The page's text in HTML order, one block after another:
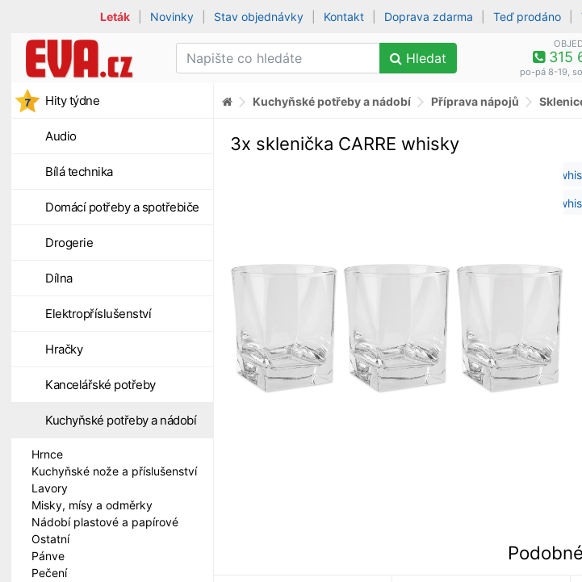
Leták Novinky Stav objednávky Kontakt Doprava zdarma Teď prodáno
Hledat 315
po-pá 8-19,
Hity týdne
Audio
Bílá technika
Domácí potřeby a spotřebiče
Drogerie
Dílna
Elektropříslušenství
Hračky
Kancelářské potřeby
Kuchyňské potřeby a nádobí
Hrnce
Kuchyňské nože a příslušenství
Lavory
Misky, mísy a odměrky
Nádobí plastové a papírové
Ostatní
Pánve
Pečení
Kuchyňské potřeby a nádobí Příprava nápojů
3x sklenička CARRE whisky